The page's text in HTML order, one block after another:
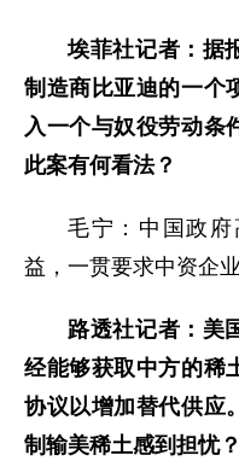
埃菲社记者：据
制造商比亚迪的一个
入一个与奴役劳动条
此案有何看法？
毛宁：中国政
益，一贯要求中资企
路透社记者：美
经能够获取中方的稀
协议以增加替代供应
制输美稀土感到担忧？